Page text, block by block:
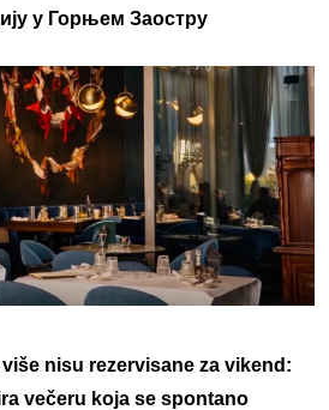
у Горњем Заостру
nisu rezervisane za vikend:
večeru koja se spontano